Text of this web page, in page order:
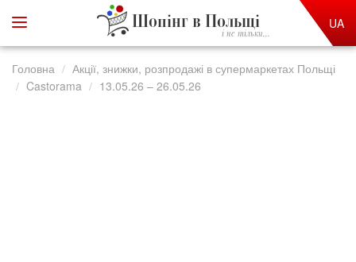
Шопінг в Польщі
і не тільки...
UA
Головна
Акції, знижки, розпродажі в супермаркетах Польщі
Castorama
13.05.26 – 26.05.26